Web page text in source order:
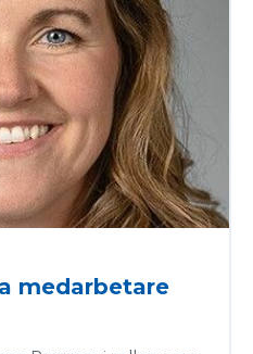
medarbetare